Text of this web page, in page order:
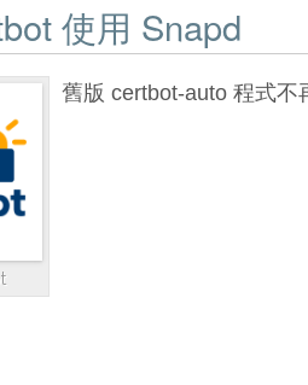
使用 Snapd
舊版 certbot-auto 程式不